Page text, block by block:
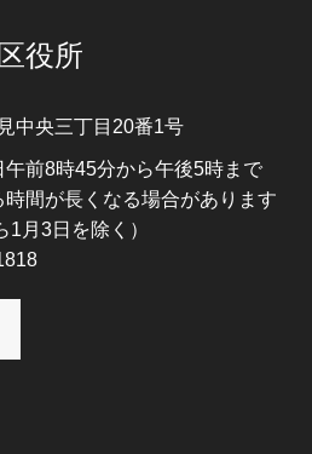
役所
中央三丁目20番1号
前8時45分から午後5時まで
間が長くなる場合があります
1月3日を除く）